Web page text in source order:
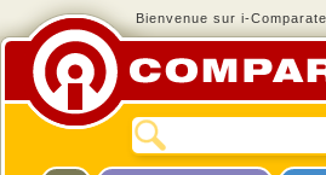
Bienvenue sur i-